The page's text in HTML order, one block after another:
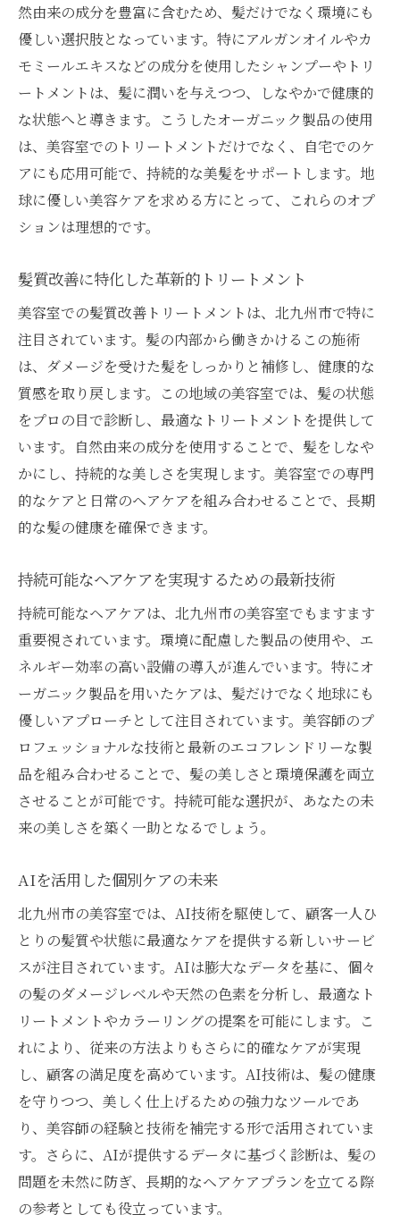
失敗しない美容室選びのコツ
髪質改善に特化したサロンの選び方
訪問前の事前準備と情報収集
北九州市で見つけるあなたに最適なヘアケアメ
ニュー
北九州市で話題のヘアケアメニュー紹介
人気サロンのおすすめメニュー
髪質改善に役立つメニューの選び方
トレンドを押さえた最新メニュー
各サロンの特色を活かしたメニュー
ヘアケアの未来を切り開く北九州市の美容室の
挑戦
最先端テクノロジーを導入した美容室の取
り組み
未来のヘアケアを支える新技術の開発
サステイナブルな美容室の役割
新しいトレンドを創造する地元サロン
顧客との信頼関係を重視した新しいサービ
ス
毎日のヘアケアを楽しくするための美容室体験
日常ケアが楽しくなるアイデア
サロンで学ぶホームケアの極意
美容室で得られるモチベーションの源
楽しい美容室体験を通じて得る新しい習慣
プロが教える毎日続けられるヘアケア
美容室で始める新しいヘアケア習慣
術
初回カウンセリングで知っておくべきこと
美容師とのコミュニケーションの取り方
カウンセリングを通した髪質ケアの改善
定期的なカウンセリングの重要性
カウンセリング後のホームケアアドバイス
プロフェッショナルに学ぶ髪の健康管理
北九州市の美容室が提供する髪の生き返り体験
髪に潤いをもたらすリバイタルメニュー
ダメージヘアを蘇らせる再生トリートメン
ト
髪の質感を劇的に変える施術体験
然由来の成分を豊富に含むため、髪だけでなく環境にも
優しい選択肢となっています。特にアルガンオイルやカ
モミールエキスなどの成分を使用したシャンプーやトリ
ートメントは、髪に潤いを与えつつ、しなやかで健康的
な状態へと導きます。こうしたオーガニック製品の使用
は、美容室でのトリートメントだけでなく、自宅でのケ
アにも応用可能で、持続的な美髪をサポートします。地
球に優しい美容ケアを求める方にとって、これらのオプ
ションは理想的です。
髪質改善に特化した革新的トリートメント
美容室での髪質改善トリートメントは、北九州市で特に
注目されています。髪の内部から働きかけるこの施術
は、ダメージを受けた髪をしっかりと補修し、健康的な
質感を取り戻します。この地域の美容室では、髪の状態
をプロの目で診断し、最適なトリートメントを提供して
います。自然由来の成分を使用することで、髪をしなや
かにし、持続的な美しさを実現します。美容室での専門
的なケアと日常のヘアケアを組み合わせることで、長期
的な髪の健康を確保できます。
持続可能なヘアケアを実現するための最新技術
持続可能なヘアケアは、北九州市の美容室でもますます
重要視されています。環境に配慮した製品の使用や、エ
ネルギー効率の高い設備の導入が進んでいます。特にオ
ーガニック製品を用いたケアは、髪だけでなく地球にも
優しいアプローチとして注目されています。美容師のプ
ロフェッショナルな技術と最新のエコフレンドリーな製
品を組み合わせることで、髪の美しさと環境保護を両立
させることが可能です。持続可能な選択が、あなたの未
来の美しさを築く一助となるでしょう。
AIを活用した個別ケアの未来
北九州市の美容室では、AI技術を駆使して、顧客一人ひ
とりの髪質や状態に最適なケアを提供する新しいサービ
スが注目されています。AIは膨大なデータを基に、個々
の髪のダメージレベルや天然の色素を分析し、最適なト
リートメントやカラーリングの提案を可能にします。こ
れにより、従来の方法よりもさらに的確なケアが実現
し、顧客の満足度を高めています。AI技術は、髪の健康
を守りつつ、美しく仕上げるための強力なツールであ
り、美容師の経験と技術を補完する形で活用されていま
す。さらに、AIが提供するデータに基づく診断は、髪の
問題を未然に防ぎ、長期的なヘアケアプランを立てる際
の参考としても役立っています。